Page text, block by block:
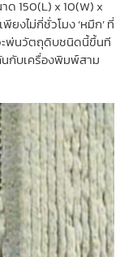
150(L) x 10(W) x
งไม่กี่ชั่วโมง ‘หมึก’ ที่
ะพ่นวัตถุดิบชนิดนี้ขึ้นที
นกับเครื่องพิมพ์สาม